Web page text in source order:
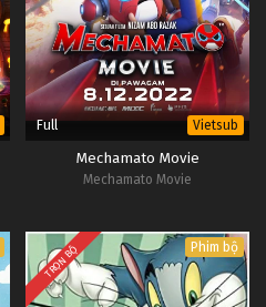
Full Vietsub
Mechamato Movie
Mechamato Movie
TRỌN BỘ Phim bộ